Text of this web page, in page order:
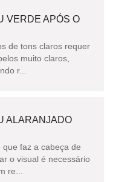
VERDE APÓS O
de tons claros requer
muito claros,
r...
ALARANJADO
faz a cabeça de
o visual é necessário
re...